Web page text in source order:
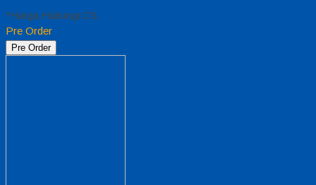
*Harga Hubungi CS
Pre Order
Pre Order